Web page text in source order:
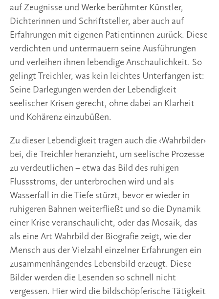
auf Zeugnisse und Werke berühmter Künstler,
Dichterinnen und Schriftsteller, aber auch auf
Erfahrungen mit eigenen Patientinnen zurück. Diese
verdichten und untermauern seine Ausführungen
und verleihen ihnen lebendige Anschaulichkeit. So
gelingt Treichler, was kein leichtes Unterfangen ist:
Seine Darlegungen werden der Lebendigkeit
seelischer Krisen gerecht, ohne dabei an Klarheit
und Kohärenz einzubüßen.
Zu dieser Lebendigkeit tragen auch die ‹Wahrbilder›
bei, die Treichler heranzieht, um seelische Prozesse
zu verdeutlichen – etwa das Bild des ruhigen
Flussstroms, der unterbrochen wird und als
Wasserfall in die Tiefe stürzt, bevor er wieder in
ruhigeren Bahnen weiterfließt und so die Dynamik
einer Krise veranschaulicht, oder das Mosaik, das
als eine Art Wahrbild der Biografie zeigt, wie der
Mensch aus der Vielzahl einzelner Erfahrungen ein
zusammenhängendes Lebensbild erzeugt. Diese
Bilder werden die Lesenden so schnell nicht
vergessen. Hier wird die bildschöpferische Tätigkeit